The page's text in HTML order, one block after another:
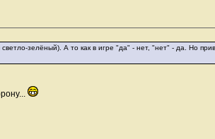
зелёный). А то как в игре "да" - нет, "нет" - да. Но